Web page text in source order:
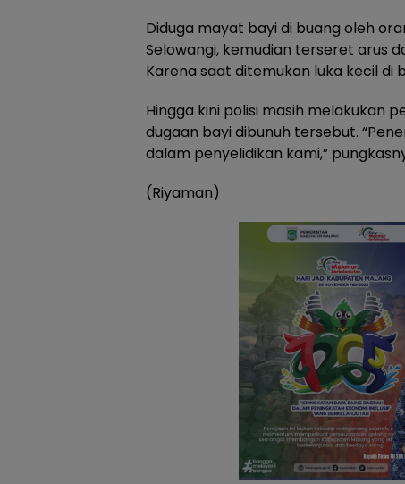
Diduga mayat bayi di buang oleh
Selowangi, kemudian terseret arus
Karena saat ditemukan luka kecil di
Hingga kini polisi masih melakukan
dugaan bayi dibunuh tersebut.
dalam penyelidikan kami,”
(Riyaman)